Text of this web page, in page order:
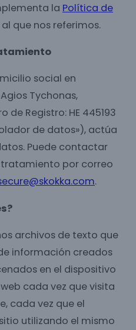
la Política de
que nos referimos.
social en
Tychonas,
de Registro: HE 445193
de datos»), actúa
Puede contactar
tratamiento por correo
.
archivos de texto que
información creados
en el dispositivo
cada vez que visita
cada vez que el
utilizando el mismo